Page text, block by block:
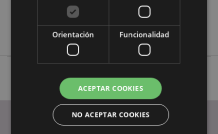
NoOrientación Funcionalidad
ACEPTAR COOKIES
NO ACEPTAR COOKIES